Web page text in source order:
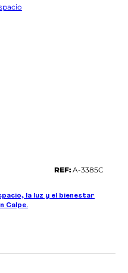
REF:A-3385C
la luz y el bienestar
Calpe.